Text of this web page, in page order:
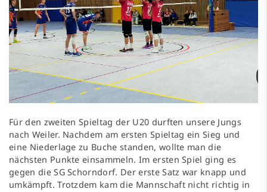
Für den zweiten Spieltag der U20 durften unsere Jungs
nach Weiler. Nachdem am ersten Spieltag ein Sieg und
eine Niederlage zu Buche standen, wollte man die
nächsten Punkte einsammeln. Im ersten Spiel ging es
gegen die SG Schorndorf. Der erste Satz war knapp und
umkämpft. Trotzdem kam die Mannschaft nicht richtig in